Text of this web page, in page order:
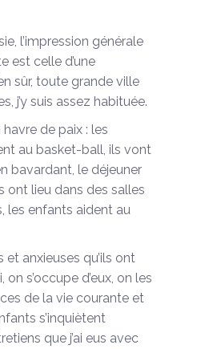
l’impression générale
est celle d’une
sûr, toute grande ville
j’y suis assez habituée.
havre de paix : les
au basket-ball, ils vont
bavardant, le déjeuner
ont lieu dans des salles
les enfants aident au
anxieuses qu’ils ont
s’occupe d’eux, on les
de la vie courante et
s’inquiètent
que j’ai eus avec